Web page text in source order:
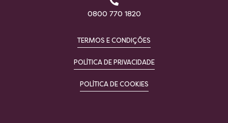
0800 770 1820
TERMOS E CONDIÇÕES
POLÍTICA DE PRIVACIDADE
POLÍTICA DE COOKIES